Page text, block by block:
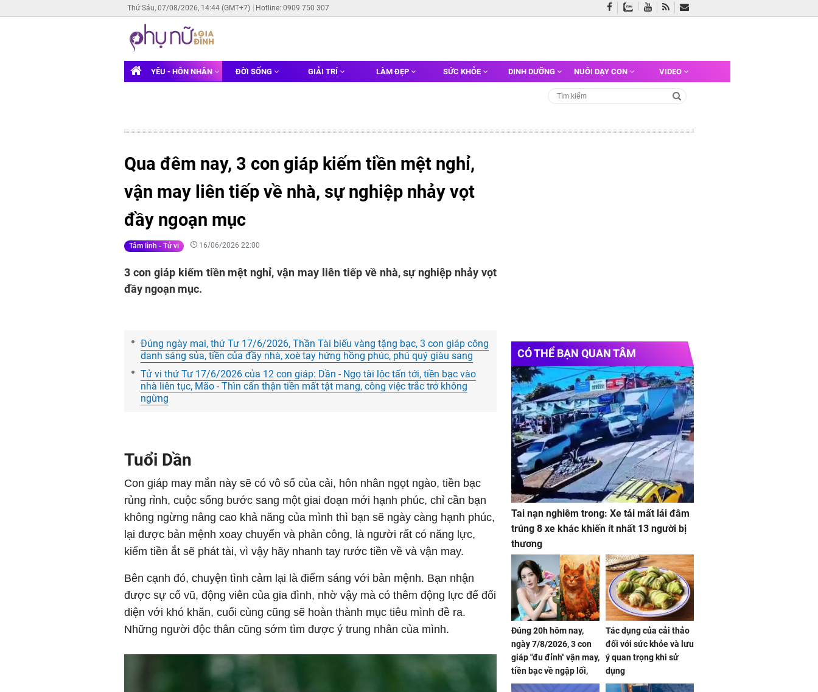
Thứ Sáu, 07/08/2026, 14:44 (GMT+7) Hotline: 0909 750 307
YÊU - HÔN NHÂN ĐỜI SỐNG GIẢI TRÍ LÀM ĐẸP SỨC KHỎE DINH DƯỠNG NUÔI DẠY CON VIDEO
Qua đêm nay, 3 con giáp kiếm tiền mệt nghỉ,
vận may liên tiếp về nhà, sự nghiệp nhảy vọt
đầy ngoạn mục
Tâm linh - Tử vi 16/06/2026 22:00
3 con giáp kiếm tiền mệt nghỉ, vận may liên tiếp về nhà, sự nghiệp nhảy vọt
đầy ngoạn mục.
Đúng ngày mai, thứ Tư 17/6/2026, Thần Tài biếu vàng tặng bạc, 3 con giáp công
danh sáng sủa, tiền của đầy nhà, xoè tay hứng hồng phúc, phú quý giàu sang
Tử vi thứ Tư 17/6/2026 của 12 con giáp: Dần - Ngọ tài lộc tấn tới, tiền bạc vào
nhà liên tục, Mão - Thìn cẩn thận tiền mất tật mang, công việc trắc trở không
ngừng
Tuổi Dần
Con giáp may mắn này sẽ có vô số của cải, hôn nhân ngọt ngào, tiền bạc
rủng rỉnh, cuộc sống bước sang một giai đoạn mới hạnh phúc, chỉ cần bạn
không ngừng nâng cao khả năng của mình thì bạn sẽ ngày càng hạnh phúc,
lại được bản mệnh xoay chuyển và phản công, là người rất có năng lực,
kiếm tiền ắt sẽ phát tài, vì vậy hãy nhanh tay rước tiền về và vận may.
Bên cạnh đó, chuyện tình cảm lại là điểm sáng với bản mệnh. Bạn nhận
được sự cổ vũ, động viên của gia đình, nhờ vậy mà có thêm động lực để đối
diện với khó khăn, cuối cùng cũng sẽ hoàn thành mục tiêu mình đề ra.
Những người độc thân cũng sớm tìm được ý trung nhân của mình.
CÓ THỂ BẠN QUAN TÂM
Tai nạn nghiêm trong: Xe tải mất lái đâm
trúng 8 xe khác khiến ít nhất 13 người bị
thương
Đúng 20h hôm nay,
ngày 7/8/2026, 3 con
giáp "đu đỉnh" vận may,
tiền bạc về ngập lối,
đón lộc ấm no, tình
Tác dụng của cải thảo
đối với sức khỏe và lưu
ý quan trọng khi sử
dụng